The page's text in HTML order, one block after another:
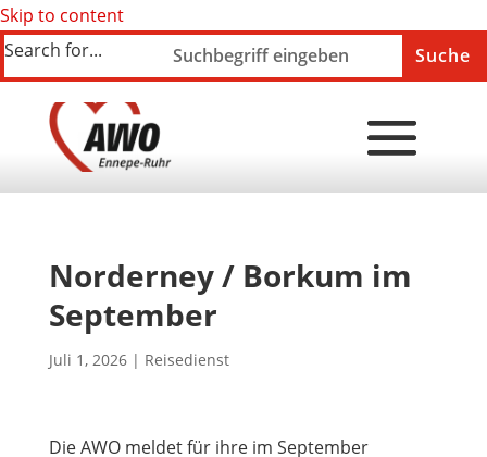
Skip to content
Search for...
Norderney / Borkum im
September
Juli 1, 2026| Reisedienst
Die AWO meldet für ihre im September